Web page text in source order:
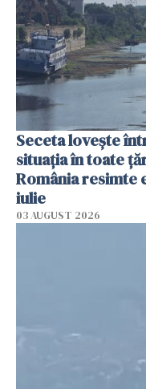
Seceta lovește
situația în toate
România resimte
iulie
03 AUGUST 2026